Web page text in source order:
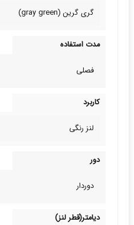
گری گرین (gray green)
مدت استفاده
فصلی
کاربرد
لنز رنگی
دور
دوردار
دیامتر(قطر لنز)